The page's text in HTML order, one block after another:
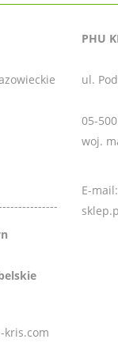
kris.com
PHU
ul.
05-
woj.
E-mail: